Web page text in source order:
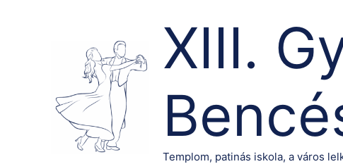
XIII.
Templom, patinás iskola, a város